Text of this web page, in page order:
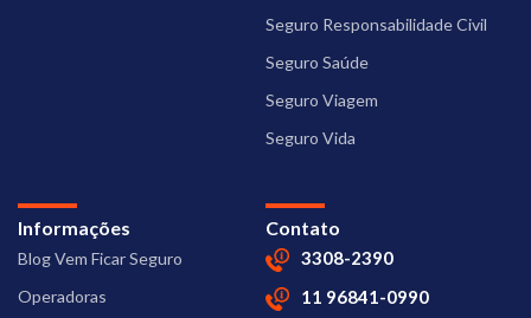
Seguro Responsabilidade Civil
Seguro Saúde
Seguro Viagem
Seguro Vida
Informações
Blog Vem Ficar Seguro
Operadoras
Contato
3308-2390
11 96841-0990